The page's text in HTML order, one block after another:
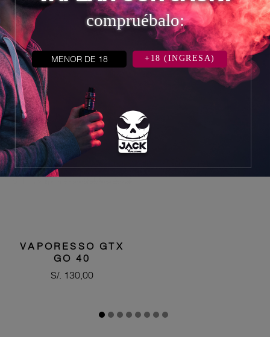
compruébalo:
MENOR DE 18 +18 (INGRESA)
8 otros productos en la misma
categoría:
VAPORESSO GTX
GO 40
Precio
S/. 130,00
 